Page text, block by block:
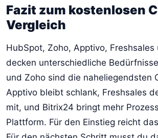
Fazit zum kostenlosen
Vergleich
HubSpot, Zoho, Apptivo, Freshsales
decken unterschiedliche
und Zoho sind die naheliegendsten
Apptivo bleibt schlank, Freshsales
mit, und Bitrix24 bringt mehr
Plattform. Für den Einstieg reicht